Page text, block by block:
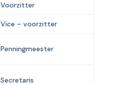
Voorzitter
Vice – voorzitter
Penningmeester
Secretaris